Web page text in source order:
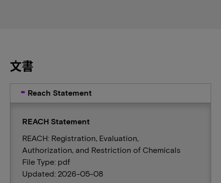
文書
Reach Statement
REACH Statement
REACH: Registration, Evaluation,
Authorization, and Restriction of Chemicals
File Type: pdf
Updated: 2026-05-08